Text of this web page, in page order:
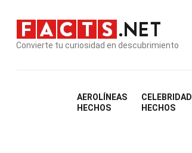
Convierte tu curiosidad en descubrimiento
AEROLÍNEAS
HECHOS
CELEBRIDAD
HECHOS